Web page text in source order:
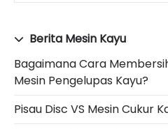
Berita Mesin Kayu
Bagaimana Cara
Mesin Pengelupas Kayu?
Pisau Disc VS Mesin Cukur